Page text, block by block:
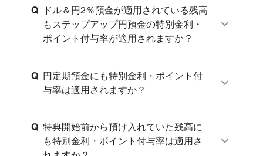
Q ドル＆円2％預金が適用されている残高
もステップアップ円預金の特別金利・
ポイント付与率が適用されますか？
Q 円定期預金にも特別金利・ポイント付
与率は適用されますか？
Q 特典開始前から預け入れていた残高に
も特別金利・ポイント付与率は適用さ